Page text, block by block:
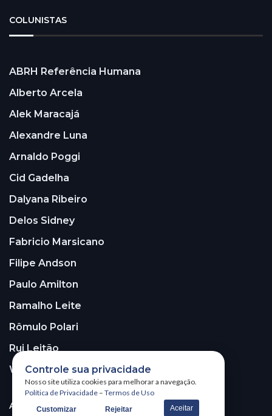
COLUNISTAS
ABRH Referência Humana
Alberto Arcela
Alek Maracajá
Alexandre Luna
Arnaldo Poggi
Cid Gadelha
Dalyana Ribeiro
Delos Sidney
Fabricio Marsicano
Filipe Andson
Paulo Amilton
Ramalho Leite
Rômulo Polari
Rui Leitão
Walter Santos
ASSINE A NOSSA NEWSLETTER!
Controle sua privacidade
Nosso site utiliza cookies para melhorar a navegação.
Política de Privacidade – Termos de Uso
Customizar Rejeitar Aceitar